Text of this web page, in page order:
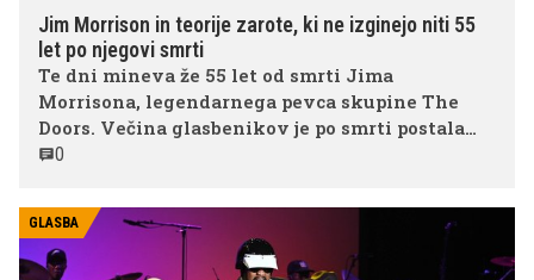
Jim Morrison in teorije zarote, ki ne izginejo niti 55
let po njegovi smrti
Te dni mineva že 55 let od smrti Jima
Morrisona, legendarnega pevca skupine The
Doors. Večina glasbenikov je po smrti postala
del zgodovine, Morrison pa je postal nekaj
glasba, ampak predvsem okoliščine smrti, ki še
danes sprožajo vprašanja, ugibanja in teorije
zarote.
0
GLASBA